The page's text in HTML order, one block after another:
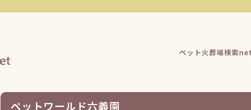
ペット火葬場検索
ペットワールド六義園